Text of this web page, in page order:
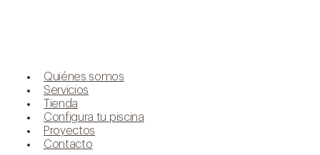
Quiénes somos
Servicios
Tienda
Configura tu piscina
Proyectos
Contacto